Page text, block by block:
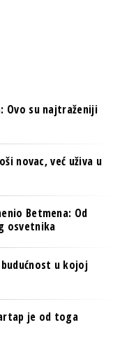
Ovo su najtraženiji
novac, već uživa u
Betmena: Od
osvetnika
u kojoj
je od toga